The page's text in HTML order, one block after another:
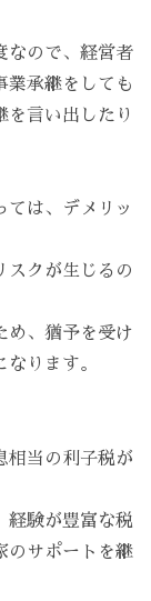
なので、経営者
業承継をしても
を言い出したり
ては、デメリッ
スクが生じるの
め、猶予を受け
ります。
相当の利子税が
経験が豊富な税
のサポートを継